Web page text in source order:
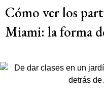
Cómo ver los
Miami: la forma